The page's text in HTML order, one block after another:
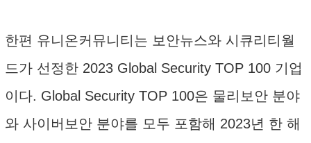
한편 유니온커뮤니티는 보안뉴스와 시큐리티월
드가 선정한 2023 Global Security TOP 100 기업
이다. Global Security TOP 100은 물리보안 분야
와 사이버보안 분야를 모두 포함해 2023년 한 해